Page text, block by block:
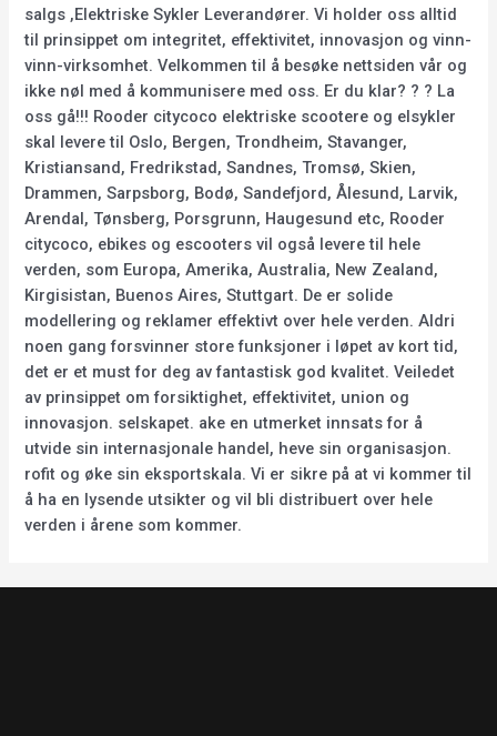
salgs ,Elektriske Sykler Leverandører. Vi holder oss alltid
til prinsippet om integritet, effektivitet, innovasjon og vinn-
vinn-virksomhet. Velkommen til å besøke nettsiden vår og
ikke nøl med å kommunisere med oss. Er du klar? ? ? La
oss gå!!! Rooder citycoco elektriske scootere og elsykler
skal levere til Oslo, Bergen, Trondheim, Stavanger,
Kristiansand, Fredrikstad, Sandnes, Tromsø, Skien,
Drammen, Sarpsborg, Bodø, Sandefjord, Ålesund, Larvik,
Arendal, Tønsberg, Porsgrunn, Haugesund etc, Rooder
citycoco, ebikes og escooters vil også levere til hele
verden, som Europa, Amerika, Australia, New Zealand,
Kirgisistan, Buenos Aires, Stuttgart. De er solide
modellering og reklamer effektivt over hele verden. Aldri
noen gang forsvinner store funksjoner i løpet av kort tid,
det er et must for deg av fantastisk god kvalitet. Veiledet
av prinsippet om forsiktighet, effektivitet, union og
innovasjon. selskapet. ake en utmerket innsats for å
utvide sin internasjonale handel, heve sin organisasjon.
rofit og øke sin eksportskala. Vi er sikre på at vi kommer til
å ha en lysende utsikter og vil bli distribuert over hele
verden i årene som kommer.